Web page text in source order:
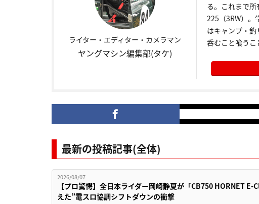
ライター・エディター・カメラマン
ヤングマシン編集部(タケ)
る。これまで
225（3RW）。
はキャンプ・
呑むこと喰うこ
最新の投稿記事(全体)
2026/08/07
【プロ驚愕】全日本ライダー岡崎静夏が「CB750 HORNET
えた”電スロ協調シフトダウンの衝撃